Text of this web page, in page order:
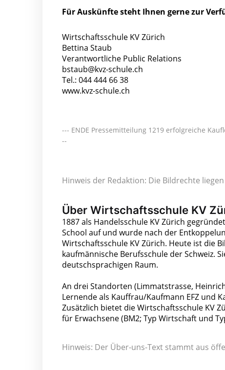
Für Auskünfte steht Ihnen gerne zur
Wirtschaftsschule KV Zürich
Bettina Staub
Verantwortliche Public Relations
bstaub@kvz-schule.ch
Tel.: 044 444 66 38
www.kvz-schule.ch
--- ENDE Pressemitteilung 1219 erfolgreiche
--
Hinweis der Redaktion: Die Bildrechte
Über Wirtschaftsschule KV
1887 als Handelsschule KV Zürich
School auf und wurde nach der
Wirtschaftsschule KV Zürich. Heute ist die
kaufmännische Berufsschule der Schweiz.
deutschsprachigen Raum.
An drei Standorten (Limmatstrasse,
Lernende als Kauffrau/Kaufmann EFZ und
Zusätzlich bietet die Wirtschaftsschule KV
für Erwachsene (BM2; Typ Wirtschaft und
Hinweis: Der Über-uns-Text stammt aus